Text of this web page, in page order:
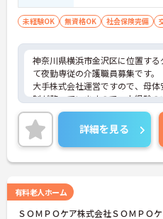
未経験OK 無資格OK 社会保険完備
神奈川県横浜市金沢区に位置する
て夜勤専従の介護職員募集です。
大手株式会社運営ですので、母体
制が整っていますので、未経験
務いただけます。
ご興味のある方には、面接対策ポ
に詳細をお話しいたしますので
ださい。
詳細を見る
有料老人ホーム
ＳＯＭＰＯケア株式会社ＳＯＭＰＯ